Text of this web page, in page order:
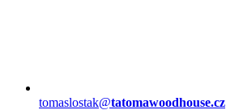
tomaslostak@tatomawoodhouse.cz